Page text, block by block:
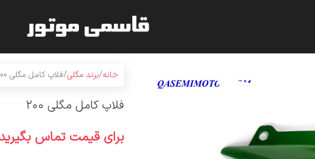
خانه برند مگلی فلاپ کامل مگلی 200
فلاپ کامل مگلی 200
برای قیمت تماس